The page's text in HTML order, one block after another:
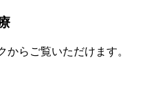
らご覧いただけます。